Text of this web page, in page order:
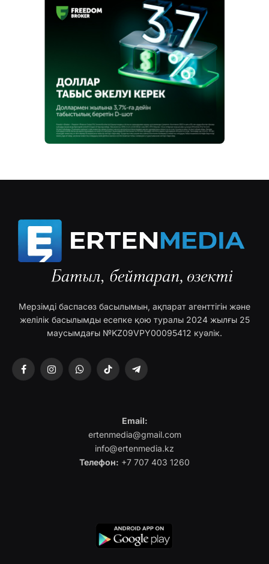
Мерзімді баспасөз басылымын, ақпарат агенттігін және
желілік басылымды есепке қою туралы 2024 жылғы 25
маусымдағы №KZ09VPY00095412 куәлік.
FacebookInstagramWhatsAppTikTok Telegram
Email:
ertenmedia@gmail.com
info@ertenmedia.kz
Телефон: +7 707 403 1260